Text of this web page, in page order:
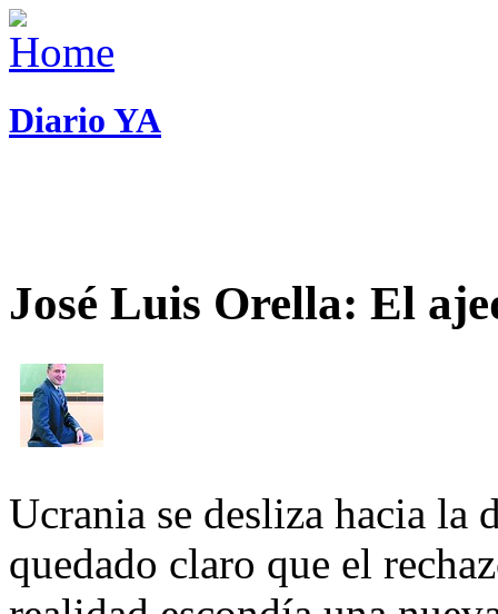
Diario YA
José Luis Orella: El
Ucrania se desliza hacia
quedado claro que el